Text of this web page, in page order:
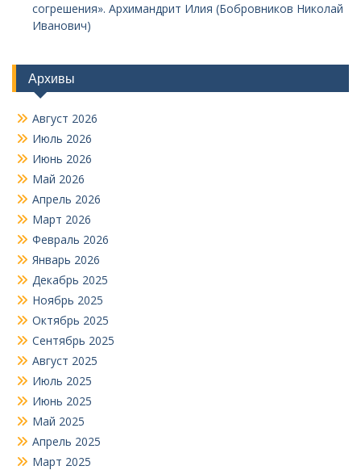
согрешения». Архимандрит Илия (Бобровников Николай
Иванович)
Архивы
Август 2026
Июль 2026
Июнь 2026
Май 2026
Апрель 2026
Март 2026
Февраль 2026
Январь 2026
Декабрь 2025
Ноябрь 2025
Октябрь 2025
Сентябрь 2025
Август 2025
Июль 2025
Июнь 2025
Май 2025
Апрель 2025
Март 2025